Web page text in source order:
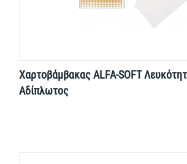
Χαρτοβάμβακας ALFA-SOFT
Αδίπλωτος